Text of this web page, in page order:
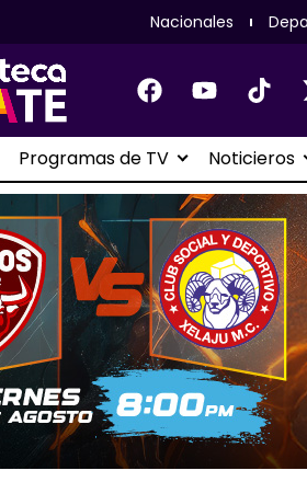
Nacionales
Programas de TV Noticieros